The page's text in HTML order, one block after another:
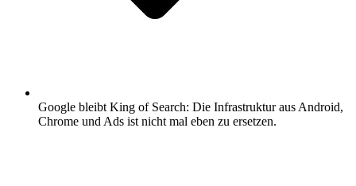
Google bleibt King of Search: Die Infrastruktur aus Android,
Chrome und Ads ist nicht mal eben zu ersetzen.